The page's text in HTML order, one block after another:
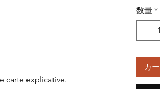
carte explicative.
数量 *
カ